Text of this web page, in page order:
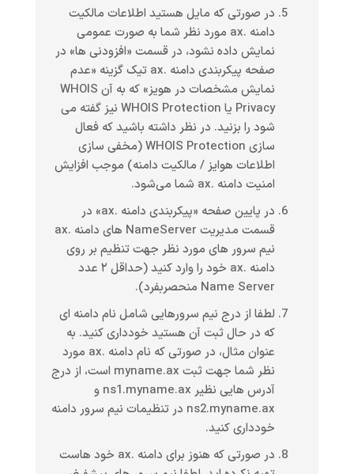
در صورتی که مایل هستید اطلاعات مالکیت
دامنه .ax مورد نظر شما به صورت عمومی
نمایش داده نشود، در قسمت «افزودنی ها» در
صفحه پیکربندی دامنه .ax تیک گزینه «عدم
نمایش مشخصات در هویز» که به آن WHOIS
Privacy یا WHOIS Protection نیز گفته می
شود را بزنید. در نظر داشته باشید که فعال
سازی WHOIS Protection (مخفی سازی
اطلاعات هوایز / مالکیت دامنه) موجب افزایش
امنیت دامنه .ax شما می‌شود.
در پایین صفحه «پیکربندی دامنه .ax» در
قسمت مدیریت NameServer های دامنه .ax
نیم سرور های مورد نظر جهت تنظیم بر روی
دامنه .ax خود را وارد کنید (حداقل ۲ عدد
Name Server منحصربفرد).
لطفا از درج نیم سرورهایی شامل نام دامنه ای
که در حال ثبت آن هستید خودداری کنید. به
عنوان مثال، در صورتی که نام دامنه .ax مورد
نظر شما جهت ثبت myname.ax است، از درج
آدرس هایی نظیر ns1.myname.ax و
ns2.myname.ax در تنظیمات نیم سرور دامنه
خودداری کنید.
در صورتی که هنوز برای دامنه .ax خود هاست